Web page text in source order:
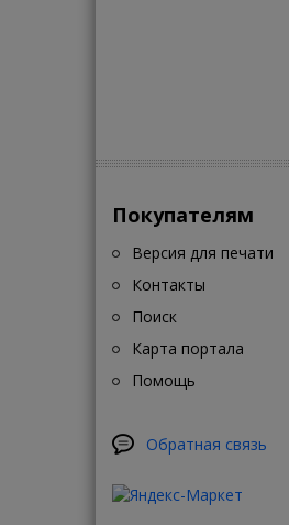
Покупателям
Версия для печати
Контакты
Поиск
Карта портала
Помощь
Обратная связь